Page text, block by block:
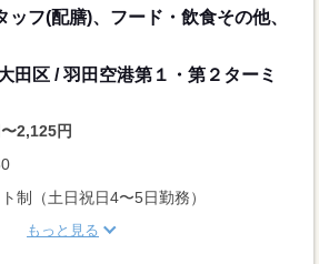
ッフ(配膳)、フード・飲食その他、
田区 / 羽田空港第１・第２ターミ
2,125円
制（土日祝日4〜5日勤務）
もっと見る